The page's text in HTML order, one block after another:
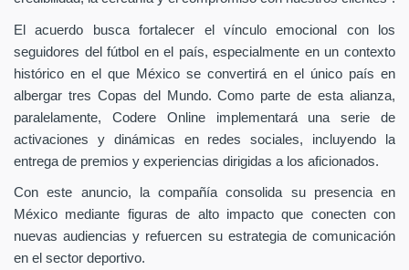
El acuerdo busca fortalecer el vínculo emocional con los
seguidores del fútbol en el país, especialmente en un contexto
histórico en el que México se convertirá en el único país en
albergar tres Copas del Mundo. Como parte de esta alianza,
paralelamente, Codere Online implementará una serie de
activaciones y dinámicas en redes sociales, incluyendo la
entrega de premios y experiencias dirigidas a los aficionados.
Con este anuncio, la compañía consolida su presencia en
México mediante figuras de alto impacto que conecten con
nuevas audiencias y refuercen su estrategia de comunicación
en el sector deportivo.